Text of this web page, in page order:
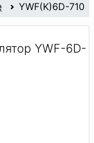
YWF(K)6D-710
YWF-6D-